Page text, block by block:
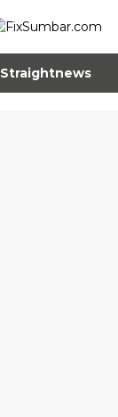
Straightnews